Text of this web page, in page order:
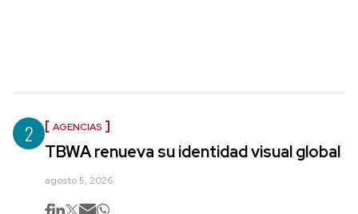
2 AGENCIAS
TBWA renueva su identidad visual global
agosto 5, 2026